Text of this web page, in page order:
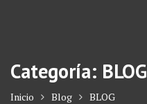
Categoría: BLOG
Inicio Blog BLOG